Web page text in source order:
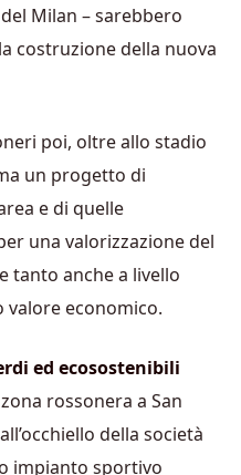
Milan – sarebbero
costruzione della nuova
poi, oltre allo stadio
un progetto di
e di quelle
una valorizzazione del
tanto anche a livello
valore economico.
ed ecosostenibili
rossonera a San
della società
impianto sportivo